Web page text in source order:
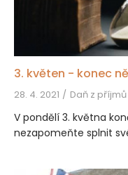
3. květen - konec
28. 4. 2021 Daň z příjmů
V pondělí 3. května
nezapomeňte splnit